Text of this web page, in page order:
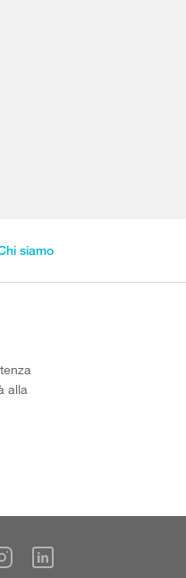
siamo
alla